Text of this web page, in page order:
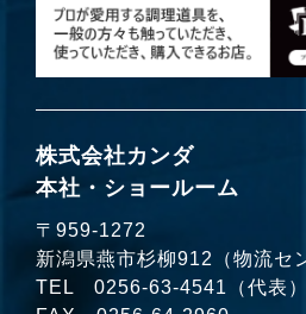
株式会社カンダ
本社・ショールーム
〒959-1272
新潟県燕市杉柳912（物流セ
TEL 0256-63-4541
（代表）